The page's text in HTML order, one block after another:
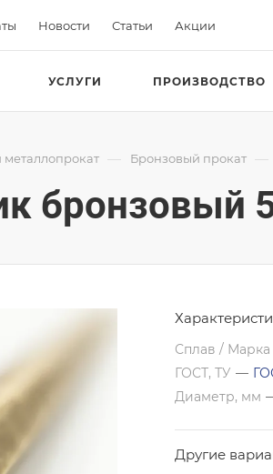
Новости Статьи Акции
УСЛУГИ ПРОИЗВОДСТВО
металлопрокат — Бронзовый прокат —
Сплав / Марка
ГОСТ, ТУ —
Диаметр, мм
Другие